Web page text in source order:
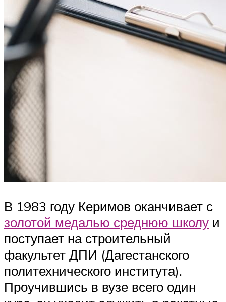
В 1983 году Керимов оканчивает с
золотой медалью среднюю школу и
поступает на строительный
факультет ДПИ (Дагестанского
политехнического института).
Проучившись в вузе всего один